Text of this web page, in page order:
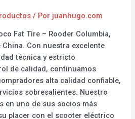
/ Por juanhugo.com
Fat Tire – Rooder Columbia,
Con nuestra excelente
técnica y estricto
de calidad, continuamos
alta calidad confiable,
sobresalientes. Nuestro
en uno de sus socios más
placer con el scooter eléctrico